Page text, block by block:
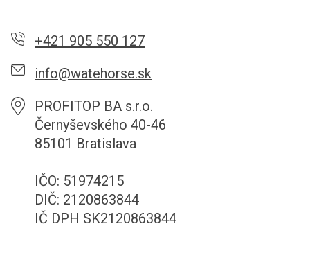
+421 905 550 127
info@watehorse.sk
PROFITOP BA s.r.o.
Černyševského 40-46
85101 Bratislava
IČO: 51974215
DIČ: 2120863844
IČ DPH SK2120863844